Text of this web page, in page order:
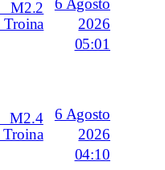
M2.2
6 Agosto
2026
05:01
M2.4
6 Agosto
2026
04:10